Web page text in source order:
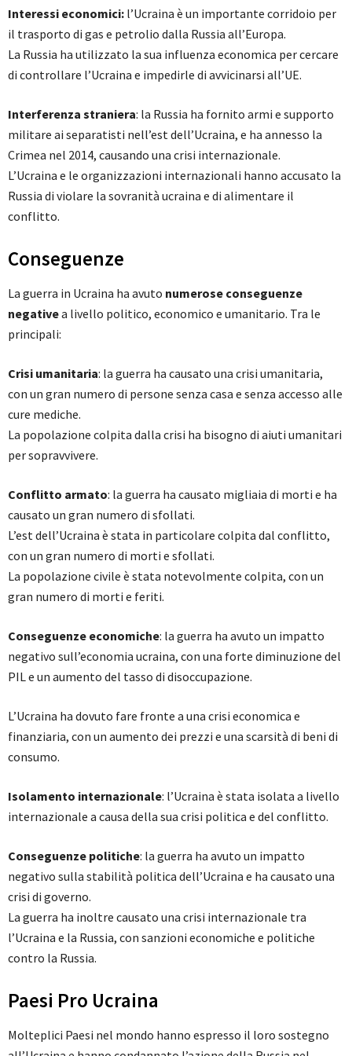
Interessi economici: l’Ucraina è un importante corridoio per
il trasporto di gas e petrolio dalla Russia all’Europa.
La Russia ha utilizzato la sua influenza economica per cercare
di controllare l’Ucraina e impedirle di avvicinarsi all’UE.
Interferenza straniera: la Russia ha fornito armi e supporto
militare ai separatisti nell’est dell’Ucraina, e ha annesso la
Crimea nel 2014, causando una crisi internazionale.
L’Ucraina e le organizzazioni internazionali hanno accusato la
Russia di violare la sovranità ucraina e di alimentare il
conflitto.
Conseguenze
La guerra in Ucraina ha avuto numerose conseguenze
negativea livello politico, economico e umanitario. Tra le
principali:
Crisi umanitaria: la guerra ha causato una crisi umanitaria,
con un gran numero di persone senza casa e senza accesso alle
cure mediche.
La popolazione colpita dalla crisi ha bisogno di aiuti umanitari
per sopravvivere.
Conflitto armato: la guerra ha causato migliaia di morti e ha
causato un gran numero di sfollati.
L’est dell’Ucraina è stata in particolare colpita dal conflitto,
con un gran numero di morti e sfollati.
La popolazione civile è stata notevolmente colpita, con un
gran numero di morti e feriti.
Conseguenze economiche: la guerra ha avuto un impatto
negativo sull’economia ucraina, con una forte diminuzione del
PIL e un aumento del tasso di disoccupazione.
L’Ucraina ha dovuto fare fronte a una crisi economica e
finanziaria, con un aumento dei prezzi e una scarsità di beni di
consumo.
Isolamento internazionale: l’Ucraina è stata isolata a livello
internazionale a causa della sua crisi politica e del conflitto.
Conseguenze politiche: la guerra ha avuto un impatto
negativo sulla stabilità politica dell’Ucraina e ha causato una
crisi di governo.
La guerra ha inoltre causato una crisi internazionale tra
l’Ucraina e la Russia, con sanzioni economiche e politiche
contro la Russia.
Paesi Pro Ucraina
Molteplici Paesi nel mondo hanno espresso il loro sostegno